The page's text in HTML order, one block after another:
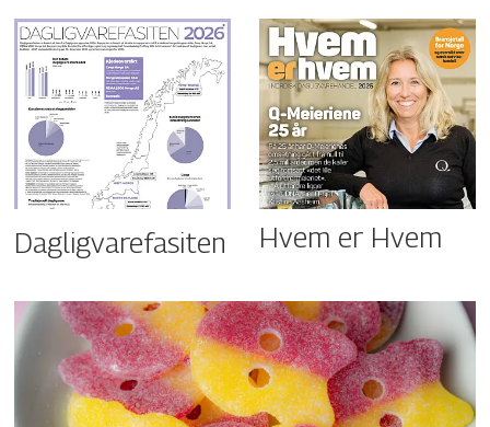
Dagligvarefasiten Hvem er Hvem